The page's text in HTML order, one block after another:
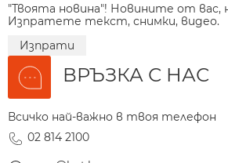
"Твоята новина"! Новините от
Изпратете текст, снимки, видео.
Изпрати
ВРЪЗКА С НАС
Всичко най-важно в твоя телефон
02 814 2100